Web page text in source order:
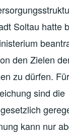
Soltau hatte
den Zielen
zu dürfen.
sind die
kann nur